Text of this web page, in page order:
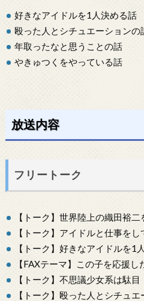
好きなアイドルを1人決める話
殴った人とシチュエーションの
年取ったなと思うことの話
やきゅつくをやっている話
放送内容
フリートーク
【トーク】世界陸上の織田裕二
【トーク】アイドルと仕事を
【トーク】好きなアイドルを1
【FAXテーマ】この子を応援し
【トーク】不思議少女系は駄目
【トーク】殴った人とシチュエ